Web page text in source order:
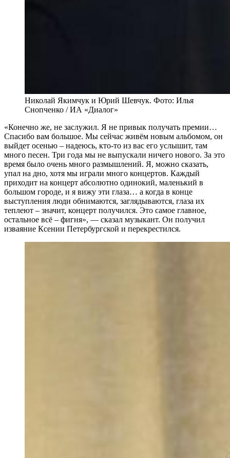
Николай Якимчук и Юрий Шевчук. Фото: Илья
Снопченко / ИА «Диалог»
«Конечно же, не заслужил. Я не привык получать премии…
Спасибо вам большое. Мы сейчас живём новым альбомом, он
выйдет осенью – надеюсь, кто-то из вас его услышит, там
много песен. Три года мы не выпускали ничего нового. За это
время было очень много размышлений. Я, можно сказать,
упал на дно, хотя мы играли много концертов. Каждый
приходит на концерт абсолютно одинокий, маленький в
большом городе, и я вижу эти глаза… а когда в конце
выступления люди обнимаются, заглядываются, глаза их
теплеют – значит, концерт получился. Это самое главное,
остальное всё – фигня», — сказал музыкант. Он получил
изваяние Ксении Петербургской и перекрестился.